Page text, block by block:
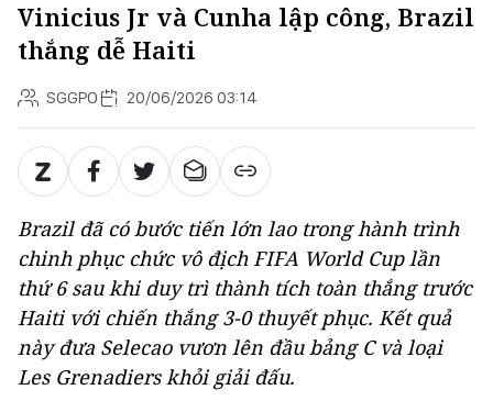
Vinicius Jr và Cunha lập công, Brazil
thắng dễ Haiti
SGGPO 20/06/2026 03:14
Brazil đã có bước tiến lớn lao trong hành trình
chinh phục chức vô địch FIFA World Cup lần
thứ 6 sau khi duy trì thành tích toàn thắng trước
Haiti với chiến thắng 3-0 thuyết phục. Kết quả
này đưa Selecao vươn lên đầu bảng C và loại
Les Grenadiers khỏi giải đấu.